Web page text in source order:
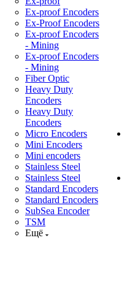
Ex-proof Encoders
Ex-Proof Encoders
Ex-proof Encoders
- Mining
Ex-proof Encoders
- Mining
Fiber Optic
Heavy Duty
Encoders
Heavy Duty
Encoders
Micro Encoders
Mini Encoders
Mini encoders
Stainless Steel
Stainless Steel
Standard Encoders
Standard Encoders
SubSea Encoder
TSM
Ещё